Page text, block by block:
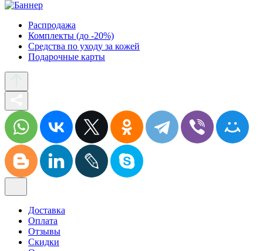
Распродажа
Комплекты (до -20%)
Средства по уходу за кожей
Подарочные карты
Доставка
Оплата
Отзывы
Скидки